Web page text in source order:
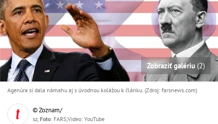
Zobraziť galériu (2)
Agenúra si dala námahu aj s úvodnou kolážou k článku. (Zdroj: farsnews.com)
© Zoznam/
sz, Foto: FARS;Video: YouTube